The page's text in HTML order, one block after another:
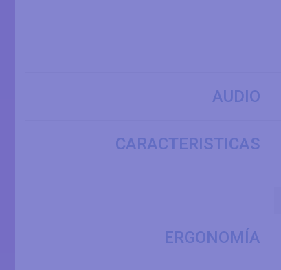
AUDIO
CARACTERISTICAS
ERGONOMÍA